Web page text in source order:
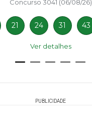
Concurso 3041 (06/08/26)
21 24 31 43
Ver detalhes
PUBLICIDADE